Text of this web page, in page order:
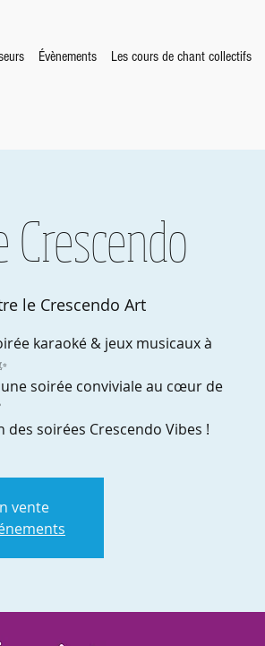
Évènements Les cours de chant collectifs
le Crescendo Art
karaoké & jeux musicaux à
soirée conviviale au cœur de
soirées Crescendo Vibes !
vente